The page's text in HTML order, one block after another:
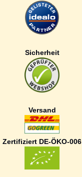
Sicherheit
Versand
Zertifiziert DE-ÖKO-006